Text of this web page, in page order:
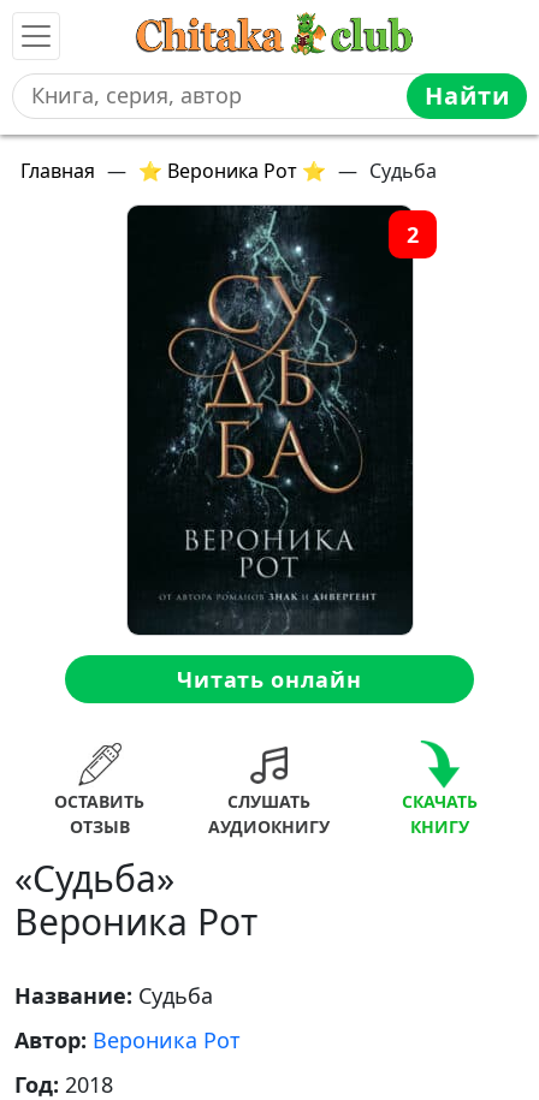
Найти
Главная — ⭐ Вероника Рот ⭐ — Судьба
2
Читать онлайн
ОСТАВИТЬ
ОТЗЫВ
СЛУШАТЬ
АУДИОКНИГУ
СКАЧАТЬ
КНИГУ
«Судьба»
Вероника Рот
Название: Судьба
Автор: Вероника Рот
Год: 2018